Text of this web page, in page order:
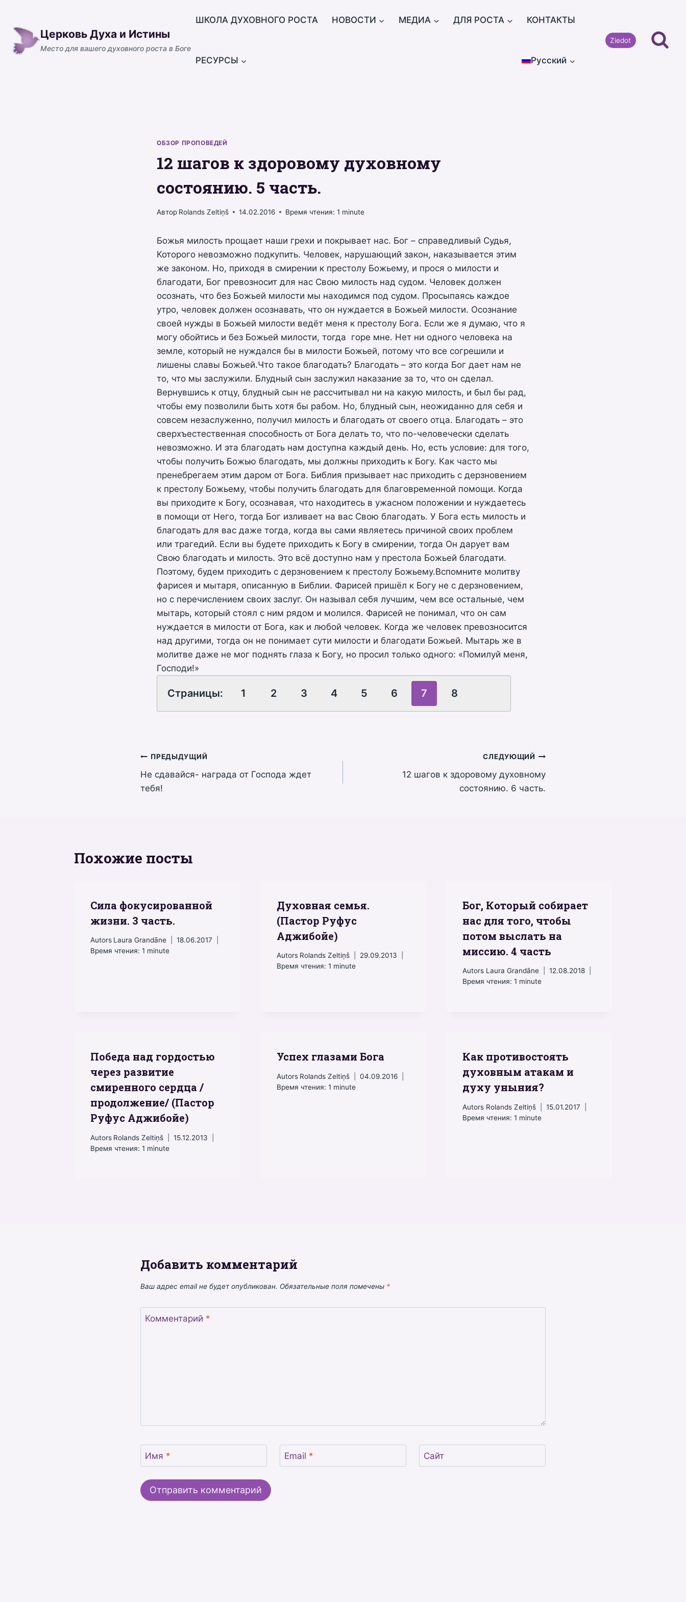
содержимомуЦерковь Духа и Истины
Место для вашего духовного роста в Боге
ШКОЛА ДУХОВНОГО РОСТА НОВОСТИ МЕДИА ДЛЯ РОСТА КОНТАКТЫ
РЕСУРСЫ Русский
Ziedot
ОБЗОР ПРОПОВЕДЕЙ
12 шагов к здоровому духовному
состоянию. 5 часть.
Автор Rolands Zeltiņš 14.02.2016 Время чтения: 1 minute
Божья милость прощает наши грехи и покрывает нас. Бог – справедливый Судья,
Которого невозможно подкупить. Человек, нарушающий закон, наказывается этим
же законом. Но, приходя в смирении к престолу Божьему, и прося о милости и
благодати, Бог превозносит для нас Свою милость над судом. Человек должен
осознать, что без Божьей милости мы находимся под судом. Просыпаясь каждое
утро, человек должен осознавать, что он нуждается в Божьей милости. Осознание
своей нужды в Божьей милости ведёт меня к престолу Бога. Если же я думаю, что я
могу обойтись и без Божьей милости, тогда горе мне. Нет ни одного человека на
земле, который не нуждался бы в милости Божьей, потому что все согрешили и
лишены славы Божьей.Что такое благодать? Благодать – это когда Бог дает нам не
то, что мы заслужили. Блудный сын заслужил наказание за то, что он сделал.
Вернувшись к отцу, блудный сын не рассчитывал ни на какую милость, и был бы рад,
чтобы ему позволили быть хотя бы рабом. Но, блудный сын, неожиданно для себя и
совсем незаслуженно, получил милость и благодать от своего отца. Благодать – это
сверхъестественная способность от Бога делать то, что по-человечески сделать
невозможно. И эта благодать нам доступна каждый день. Но, есть условие: для того,
чтобы получить Божью благодать, мы должны приходить к Богу. Как часто мы
пренебрегаем этим даром от Бога. Библия призывает нас приходить с дерзновением
к престолу Божьему, чтобы получить благодать для благовременной помощи. Когда
вы приходите к Богу, осознавая, что находитесь в ужасном положении и нуждаетесь
в помощи от Него, тогда Бог изливает на вас Свою благодать. У Бога есть милость и
благодать для вас даже тогда, когда вы сами являетесь причиной своих проблем
или трагедий. Если вы будете приходить к Богу в смирении, тогда Он дарует вам
Свою благодать и милость. Это всё доступно нам у престола Божьей благодати.
Поэтому, будем приходить с дерзновением к престолу Божьему.Вспомните молитву
фарисея и мытаря, описанную в Библии. Фарисей пришёл к Богу не с дерзновением,
но с перечислением своих заслуг. Он называл себя лучшим, чем все остальные, чем
мытарь, который стоял с ним рядом и молился. Фарисей не понимал, что он сам
нуждается в милости от Бога, как и любой человек. Когда же человек превозносится
над другими, тогда он не понимает сути милости и благодати Божьей. Мытарь же в
молитве даже не мог поднять глаза к Богу, но просил только одного: «Помилуй меня,
Господи!»
Страницы: 1 2 3 4 5 6 7 8
Навигация
по
ПРЕДЫДУЩИЙ
Не сдавайся- награда от Господа ждет
тебя!
СЛЕДУЮЩИЙ
12 шагов к здоровому духовному
состоянию. 6 часть.
Похожие посты
Сила фокусированной
жизни. 3 часть.
Autors Laura Grandāne
18.06.2017
Время чтения: 1 minute
Духовная семья.
(Пастор Руфус
Аджибойе)
Autors Rolands Zeltiņš
29.09.2013
Время чтения: 1 minute
Бог, Который собирает
нас для того, чтобы
потом выслать на
миссию. 4 часть
Autors Laura Grandāne
12.08.2018
Время чтения: 1 minute
Победа над гордостью
через развитие
смиренного сердца /
продолжение/ (Пастор
Руфус Аджибойе)
Autors Rolands Zeltiņš
15.12.2013
Время чтения: 1 minute
Успех глазами Бога
Autors Rolands Zeltiņš
04.09.2016
Время чтения: 1 minute
Как противостоять
духовным атакам и
духу уныния?
Autors Rolands Zeltiņš
15.01.2017
Время чтения: 1 minute
Добавить комментарий
Ваш адрес email не будет опубликован. Обязательные поля помечены *
Комментарий *
Имя * Email * Сайт